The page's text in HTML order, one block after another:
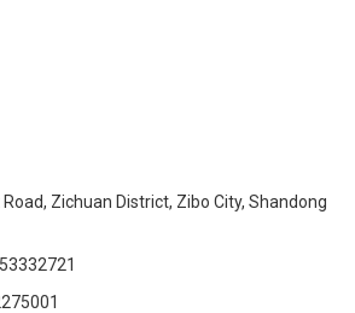
Zichuan District, Zibo City, Shandong